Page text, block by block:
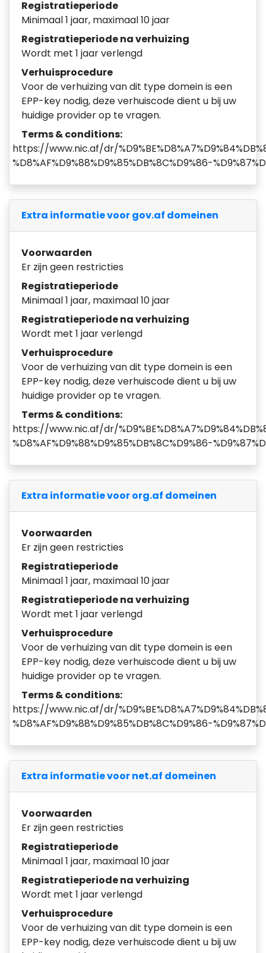
Registratieperiode
Minimaal 1 jaar, maximaal 10 jaar
Registratieperiode na verhuizing
Wordt met 1 jaar verlengd
Verhuisprocedure
Voor de verhuizing van dit type domein is een
EPP-key nodig, deze verhuiscode dient u bij uw
huidige provider op te vragen.
Terms & conditions:
https://www.nic.af/dr/
%D8%AF%D9%88%D9%85%DB%8C%D9%86-
Extra informatie voor gov.af domeinen
Voorwaarden
Er zijn geen restricties
Registratieperiode
Minimaal 1 jaar, maximaal 10 jaar
Registratieperiode na verhuizing
Wordt met 1 jaar verlengd
Verhuisprocedure
Voor de verhuizing van dit type domein is een
EPP-key nodig, deze verhuiscode dient u bij uw
huidige provider op te vragen.
Terms & conditions:
https://www.nic.af/dr/
%D8%AF%D9%88%D9%85%DB%8C%D9%86-
Extra informatie voor org.af domeinen
Voorwaarden
Er zijn geen restricties
Registratieperiode
Minimaal 1 jaar, maximaal 10 jaar
Registratieperiode na verhuizing
Wordt met 1 jaar verlengd
Verhuisprocedure
Voor de verhuizing van dit type domein is een
EPP-key nodig, deze verhuiscode dient u bij uw
huidige provider op te vragen.
Terms & conditions:
https://www.nic.af/dr/
%D8%AF%D9%88%D9%85%DB%8C%D9%86-
Extra informatie voor net.af domeinen
Voorwaarden
Er zijn geen restricties
Registratieperiode
Minimaal 1 jaar, maximaal 10 jaar
Registratieperiode na verhuizing
Wordt met 1 jaar verlengd
Verhuisprocedure
Voor de verhuizing van dit type domein is een
EPP-key nodig, deze verhuiscode dient u bij uw